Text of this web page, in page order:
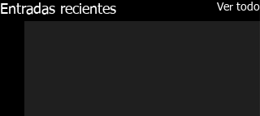
Entradas recientes Ver todo